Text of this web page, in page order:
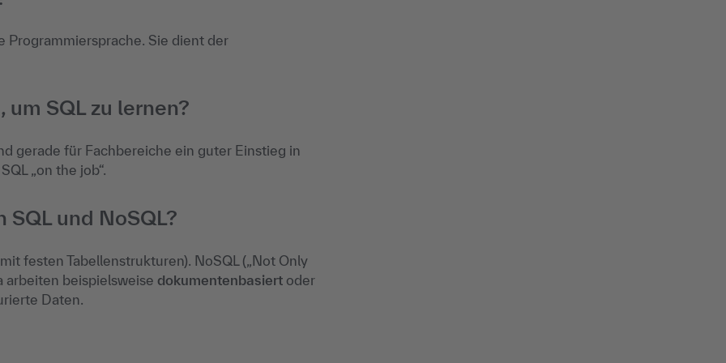
Programmiersprache. Sie dient der
SQL zu lernen?
gerade für Fachbereiche ein guter Einstieg in
„on the job“.
und NoSQL?
festen Tabellenstrukturen). NoSQL („Not Only
arbeiten beispielsweise dokumentenbasiert oder
Daten.